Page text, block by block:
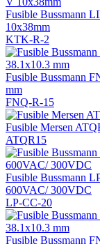
Fusible Bussmann
10x38mm
KTK-R-2
Fusible Bussmann
mm
FNQ-R-15
Fusible Mersen
ATQR15
Fusible Bussmann
600VAC/ 300VDC
LP-CC-20
Fusible Bussmann